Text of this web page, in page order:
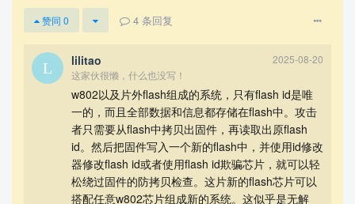
查看更多
赞同 0 4 条回复
lilitao
2025-08-20
这家伙很懒，什么也没写！
w802以及片外flash组成的系统，只有flash id是唯
一的，而且全部数据和信息都存储在flash中。攻击
者只需要从flash中拷贝出固件，再读取出原flash
id。然后把固件写入一个新的flash中，并使用id修改
器修改flash id或者使用flash id欺骗芯片，就可以轻
松绕过固件的防拷贝检查。这片新的flash芯片可以
搭配任意w802芯片组成新的系统。这似乎是无解